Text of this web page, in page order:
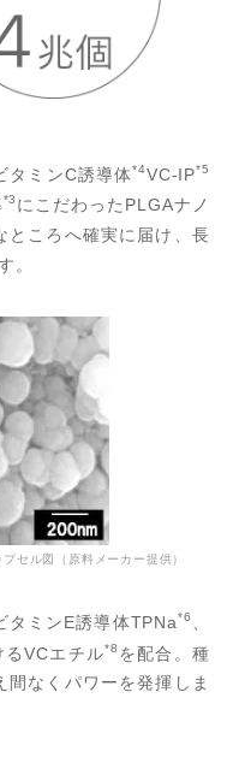
タミンC誘導体*4VC-IP*5
*3 にこだわったPLGAナノ
ところへ確実に届け、長
。
タミンE誘導体TPNa*6
るVCエチル*8 を配合。種
なくパワーを発揮しま
セル図（原料メーカー提供）